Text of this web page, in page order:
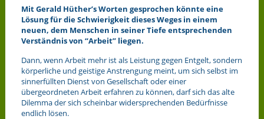
Mit Gerald Hüther’s Worten gesprochen könnte eine
Lösung für die Schwierigkeit dieses Weges in einem
neuen, dem Menschen in seiner Tiefe entsprechenden
Verständnis von “Arbeit” liegen.
Dann, wenn Arbeit mehr ist als Leistung gegen Entgelt, sondern
körperliche und geistige Anstrengung meint, um sich selbst im
sinnerfüllten Dienst von Gesellschaft oder einer
übergeordneten Arbeit erfahren zu können, darf sich das alte
Dilemma der sich scheinbar widersprechenden Bedürfnisse
endlich lösen.